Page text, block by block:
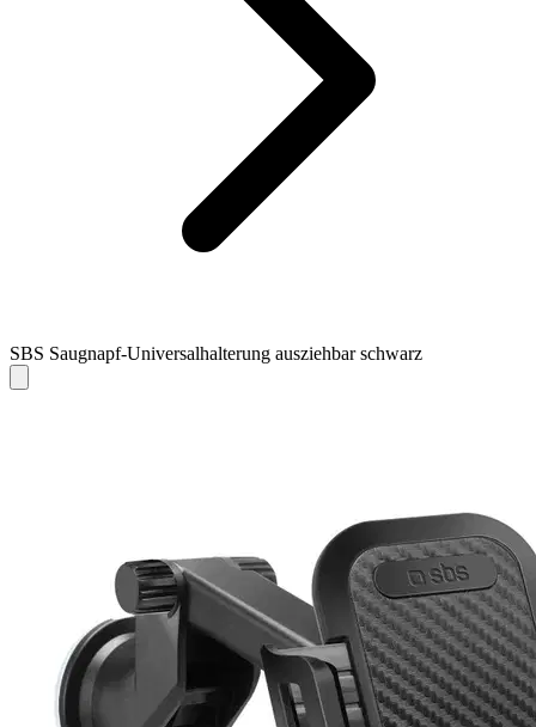
SBS Saugnapf-Universalhalterung ausziehbar schwarz